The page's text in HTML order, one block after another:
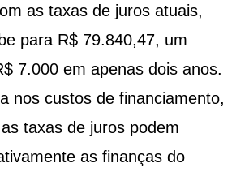
as taxas de juros atuais,
para R$ 79.840,47, um
7.000 em apenas dois anos.
nos custos de financiamento,
taxas de juros podem
as finanças do